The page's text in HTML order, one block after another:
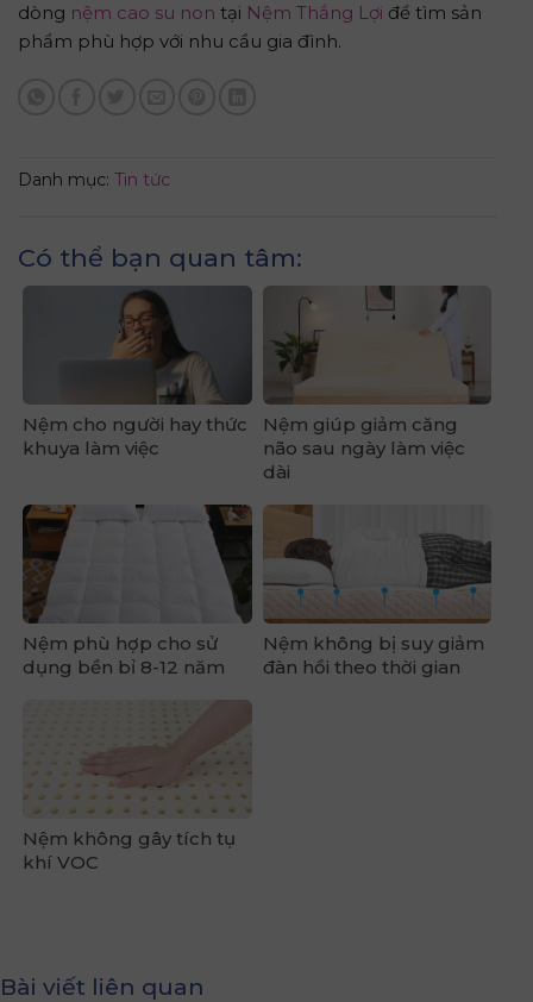
dòng nệm cao su non tại Nệm Thắng Lợi để tìm sản
phẩm phù hợp với nhu cầu gia đình.
Danh mục: Tin tức
Có thể bạn quan tâm:
Nệm cho người hay thức
khuya làm việc
Nệm giúp giảm căng
não sau ngày làm việc
dài
Nệm phù hợp cho sử
dụng bền bỉ 8-12 năm
Nệm không bị suy giảm
đàn hồi theo thời gian
Nệm không gây tích tụ
khí VOC
Bài viết liên quan